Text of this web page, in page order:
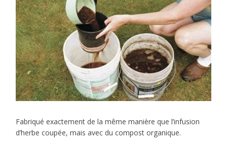
Fabriqué exactement de la même manière que l’infusion
d’herbe coupée, mais avec du compost organique.